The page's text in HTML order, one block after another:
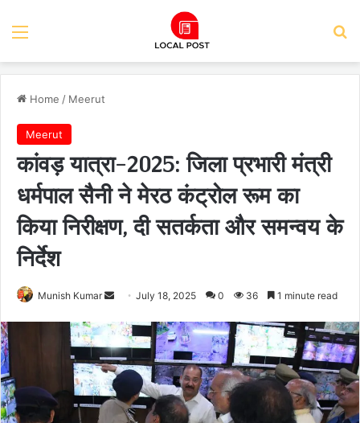
Menu
Home / Meerut
Meerut
कांवड़ यात्रा-2025: जिला प्रभारी मंत्री
धर्मपाल सैनी ने मेरठ कंट्रोल रूम का
किया निरीक्षण, दी सतर्कता और समन्वय के
निर्देश
Munish Kumar
Send
email
July 18, 2025 0 36 1 minute read